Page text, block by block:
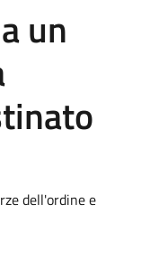
un
dell'ordine e